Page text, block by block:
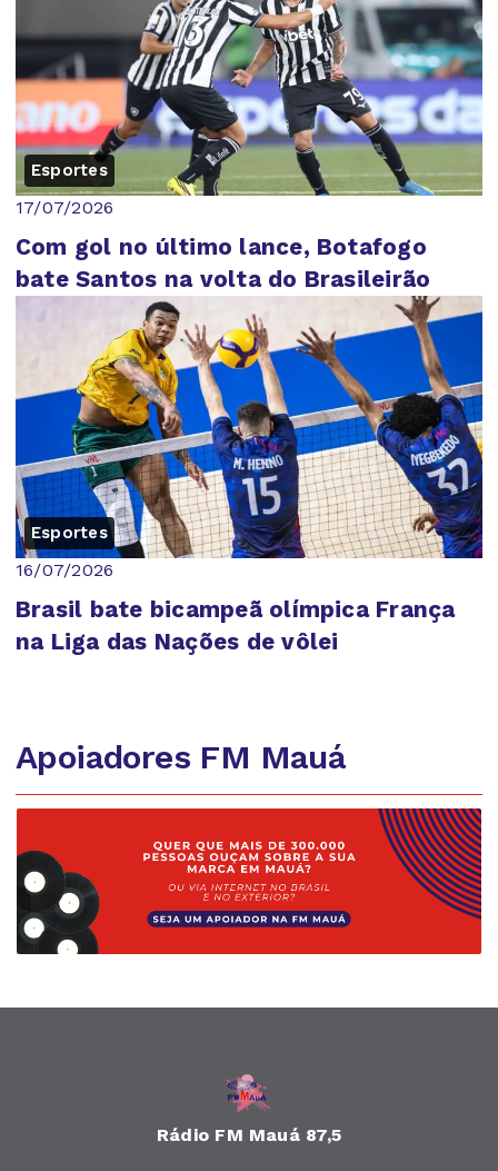
Esportes
17/07/2026
Com gol no último lance, Botafogo
bate Santos na volta do Brasileirão
Esportes
16/07/2026
Brasil bate bicampeã olímpica França
na Liga das Nações de vôlei
Apoiadores FM Mauá
Rádio FM Mauá 87,5